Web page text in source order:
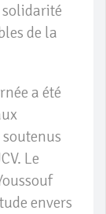
solidarité
de la
a été
Le
envers